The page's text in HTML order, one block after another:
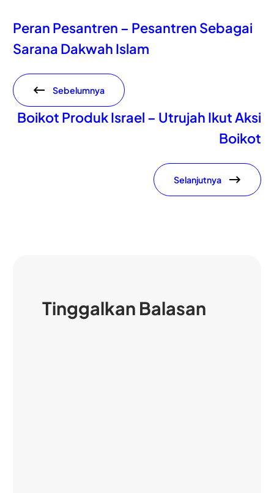
Peran Pesantren – Pesantren Sebagai
Sarana Dakwah Islam
Sebelumnya
Boikot Produk Israel – Utrujah Ikut Aksi
Boikot
Selanjutnya
Tinggalkan Balasan